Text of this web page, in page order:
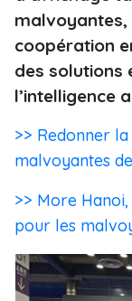
malvoyantes,
coopération
des solutions
l’intelligence
>> Redonner
malvoyantes
>> More
pour les